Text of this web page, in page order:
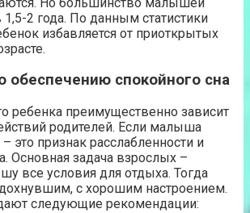
2 года. По данным статистики
избавляется от приоткрытых
обеспечению спокойного сна
ребенка преимущественно зависит
родителей. Если малыша
это признак расслабленности и
Основная задача взрослых –
все условия для отдыха. Тогда
с хорошим настроением.
следующие рекомендации: